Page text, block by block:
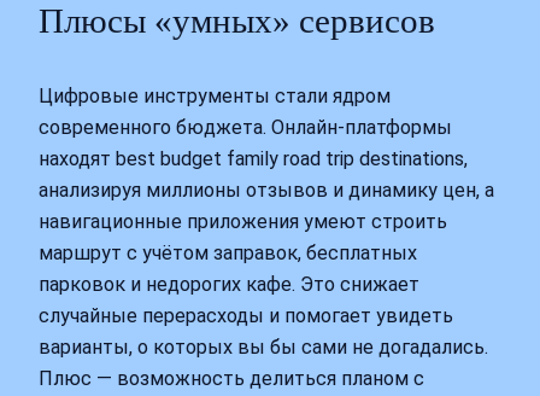
Плюсы «умных» сервисов
Цифровые инструменты стали ядром
современного бюджета. Онлайн‑платформы
находят best budget family road trip destinations,
анализируя миллионы отзывов и динамику цен, а
навигационные приложения умеют строить
маршрут с учётом заправок, бесплатных
парковок и недорогих кафе. Это снижает
случайные перерасходы и помогает увидеть
варианты, о которых вы бы сами не догадались.
Плюс — возможность делиться планом с